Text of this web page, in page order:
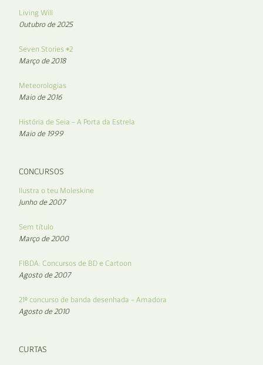
Living Will
Outubro de 2025
Seven Stories #2
Março de 2018
Meteorologias
Maio de 2016
História de Seia – A Porta da Estrela
Maio de 1999
CONCURSOS
Ilustra o teu Moleskine
Junho de 2007
Sem título
Março de 2000
FIBDA: Concursos de BD e Cartoon
Agosto de 2007
21º concurso de banda desenhada – Amadora
Agosto de 2010
CURTAS